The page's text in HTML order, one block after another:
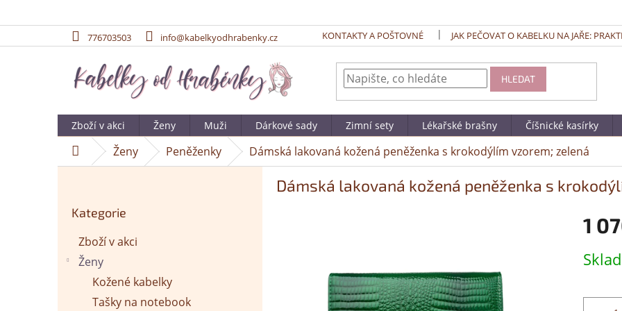
776703503 info@kabelkyodhrabenky.cz KONTAKTY A POŠTOVNÉ JAK PEČOVAT O KABELKU NA JAŘE:
HLEDAT
Zboží v akci Ženy Muži Dárkové sady Zimní sety Lékařské brašny Číšnické kasírky
DomůŽeny Peněženky Dámská lakovaná kožená peněženka s krokodýlím vzorem; zelená
kategorie
Kategorie
Zboží v akci
Ženy
Kožené kabelky
Tašky na notebook
Dámská lakovaná kožená peněženka s
1
cena: